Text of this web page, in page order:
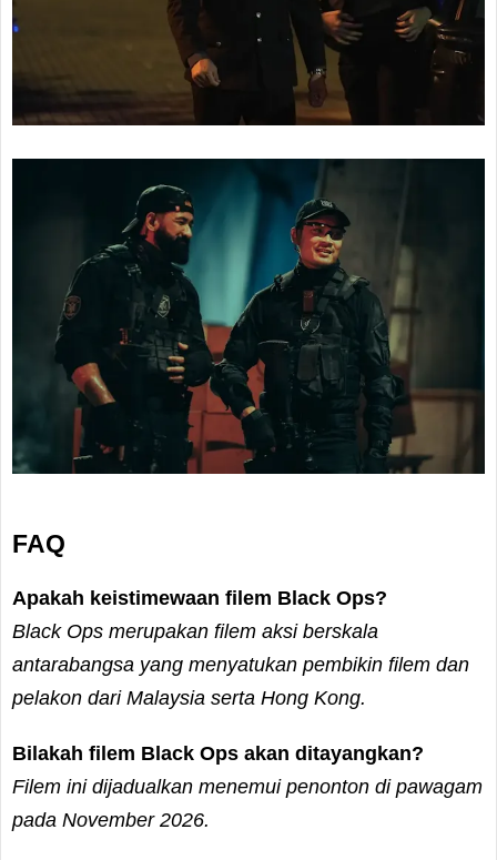
FAQ
Apakah keistimewaan filem Black Ops?
Black Ops merupakan filem aksi berskala
antarabangsa yang menyatukan pembikin filem dan
pelakon dari Malaysia serta Hong Kong.
Bilakah filem Black Ops akan ditayangkan?
Filem ini dijadualkan menemui penonton di pawagam
pada November 2026.